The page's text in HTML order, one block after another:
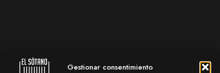
Gestionar consentimiento